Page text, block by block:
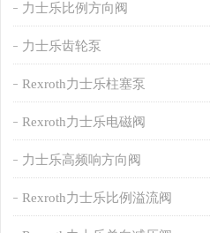
力士乐比例方向阀
力士乐齿轮泵
Rexroth力士乐柱塞泵
Rexroth力士乐电磁阀
力士乐高频响方向阀
Rexroth力士乐比例溢流阀